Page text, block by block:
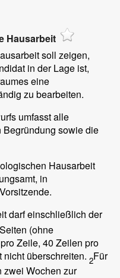
Hausarbeit
soll zeigen,
in der Lage ist,
eine
zu bearbeiten.
umfasst alle
Begründung sowie die
Hausarbeit
in
darf einschließlich der
(ohne
Zeile, 40 Zeilen pro
überschreiten. 2Für
zwei Wochen zur